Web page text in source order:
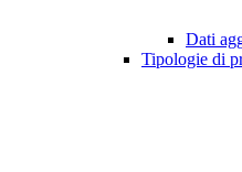
Dati
Tipologie di